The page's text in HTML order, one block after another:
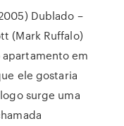
Dublado –
(Mark Ruffalo)
em
ele gostaria
surge uma